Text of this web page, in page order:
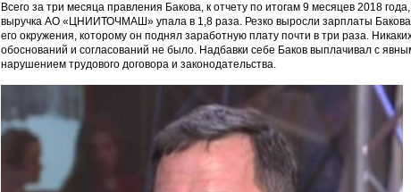
Всего за три месяца правления Бакова, к отчету по итогам 9 месяцев 2018 года,
выручка АО «ЦНИИТОЧМАШ» упала в 1,8 раза. Резко выросли зарплаты
его окружения, которому он поднял заработную плату почти в три раза.
обоснований и согласований не было. Надбавки себе Баков выплачивал с
нарушением трудового договора и законодательства.